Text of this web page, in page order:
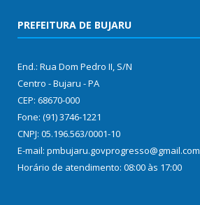
PREFEITURA DE BUJARU
End.: Rua Dom Pedro II, S/N
Centro - Bujaru - PA
CEP: 68670-000
Fone: (91) 3746-1221
CNPJ: 05.196.563/0001-10
E-mail: pmbujaru.govprogresso@gmail.com
Horário de atendimento: 08:00 às 17:00